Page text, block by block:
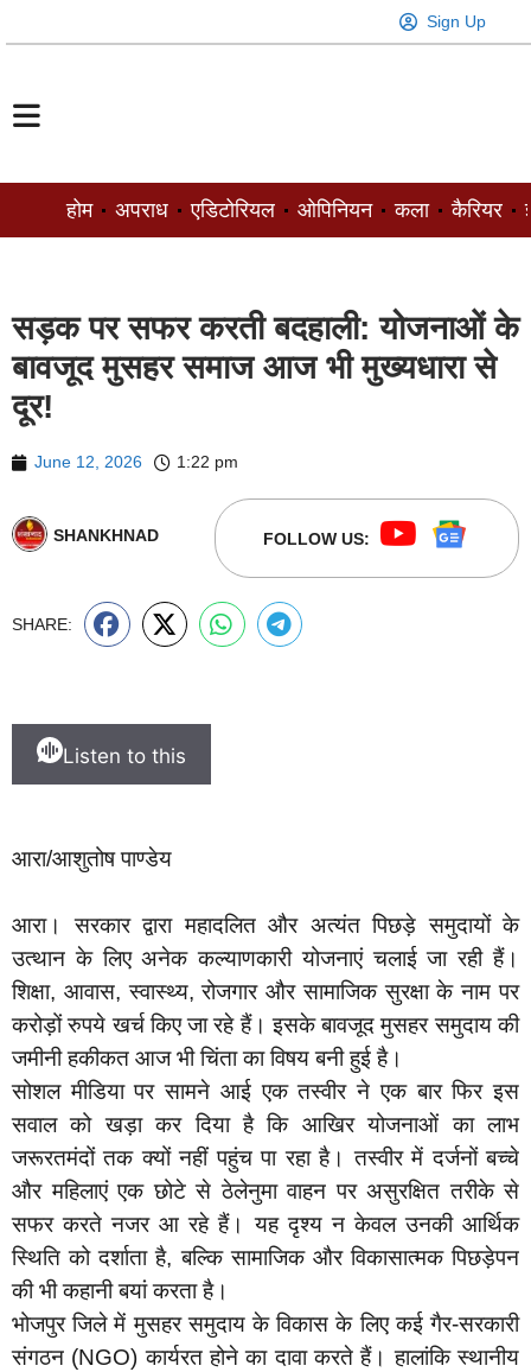
Sign Up
होम अपराध एडिटोरियल ओपिनियन कला कैरियर
सड़क पर सफर करती बदहाली: योजनाओं के
बावजूद मुसहर समाज आज भी मुख्यधारा से
दूर!
June 12, 2026 1:22 pm
SHANKHNAD FOLLOW US:
SHARE:
Listen to this
आरा/आशुतोष पाण्डेय
आरा। सरकार द्वारा महादलित और अत्यंत पिछड़े समुदायों के
उत्थान के लिए अनेक कल्याणकारी योजनाएं चलाई जा रही हैं।
शिक्षा, आवास, स्वास्थ्य, रोजगार और सामाजिक सुरक्षा के नाम पर
करोड़ों रुपये खर्च किए जा रहे हैं। इसके बावजूद मुसहर समुदाय की
जमीनी हकीकत आज भी चिंता का विषय बनी हुई है।
सोशल मीडिया पर सामने आई एक तस्वीर ने एक बार फिर इस
सवाल को खड़ा कर दिया है कि आखिर योजनाओं का लाभ
जरूरतमंदों तक क्यों नहीं पहुंच पा रहा है। तस्वीर में दर्जनों बच्चे
और महिलाएं एक छोटे से ठेलेनुमा वाहन पर असुरक्षित तरीके से
सफर करते नजर आ रहे हैं। यह दृश्य न केवल उनकी आर्थिक
स्थिति को दर्शाता है, बल्कि सामाजिक और विकासात्मक पिछड़ेपन
की भी कहानी बयां करता है।
भोजपुर जिले में मुसहर समुदाय के विकास के लिए कई गैर-सरकारी
संगठन (NGO) कार्यरत होने का दावा करते हैं। हालांकि स्थानीय